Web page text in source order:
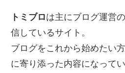
トミブロは主にブログ運営
信しているサイト。
ブログをこれから始めたい
に寄り添った内容になってい